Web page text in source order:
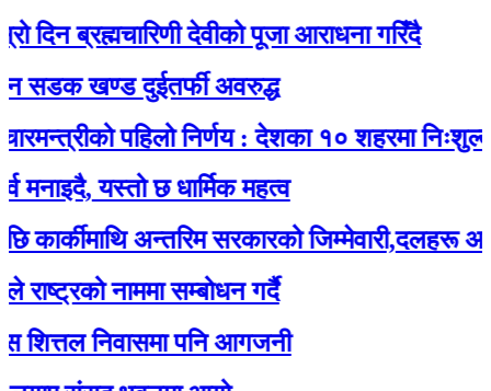
ब्रह्मचारिणी देवीको पूजा आराधना गरिँदै
खण्ड दुईतर्फी अवरुद्ध
पहिलो निर्णय : देशका १० शहरमा निःशुल्क
यस्तो छ धार्मिक महत्व
अन्तरिम सरकारको जिम्मेवारी,दलहरू
नाममा सम्बोधन गर्दै
निवासमा पनि आगजनी